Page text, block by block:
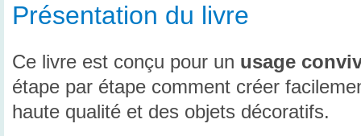
Présentation du livre
Ce livre est conçu pour un usage
étape par étape comment créer
haute qualité et des objets décoratifs.